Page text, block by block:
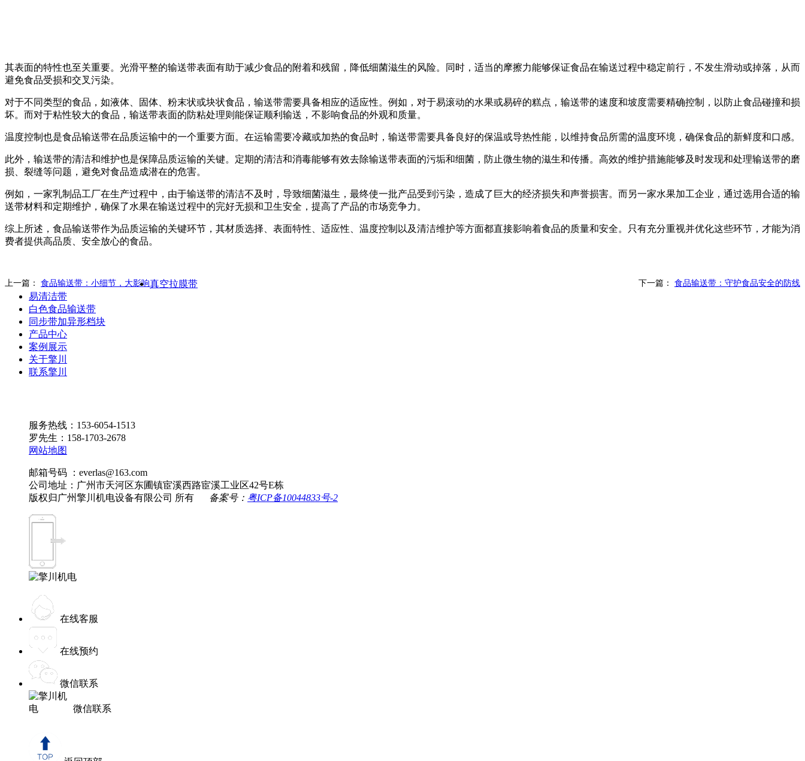
其表面的特性也至关重要。光滑平整的输送带表面有助于减少食品的附着和残留，降低细菌滋生的风险。同时，适当的摩擦力能够保证食品在输送过程中稳定前行，不发生滑动或掉落，从而
避免食品受损和交叉污染。
对于不同类型的食品，如液体、固体、粉末状或块状食品，输送带需要具备相应的适应性。例如，对于易滚动的水果或易碎的糕点，输送带的速度和坡度需要精确控制，以防止食品碰撞和损
坏。而对于粘性较大的食品，输送带表面的防粘处理则能保证顺利输送，不影响食品的外观和质量。
温度控制也是食品输送带在品质运输中的一个重要方面。在运输需要冷藏或加热的食品时，输送带需要具备良好的保温或导热性能，以维持食品所需的温度环境，确保食品的新鲜度和口感。
此外，输送带的清洁和维护也是保障品质运输的关键。定期的清洁和消毒能够有效去除输送带表面的污垢和细菌，防止微生物的滋生和传播。高效的维护措施能够及时发现和处理输送带的磨
损、裂缝等问题，避免对食品造成潜在的危害。
例如，一家乳制品工厂在生产过程中，由于输送带的清洁不及时，导致细菌滋生，最终使一批产品受到污染，造成了巨大的经济损失和声誉损害。而另一家水果加工企业，通过选用合适的输
送带材料和定期维护，确保了水果在输送过程中的完好无损和卫生安全，提高了产品的市场竞争力。
综上所述，食品输送带作为品质运输的关键环节，其材质选择、表面特性、适应性、温度控制以及清洁维护等方面都直接影响着食品的质量和安全。只有充分重视并优化这些环节，才能为消
费者提供高品质、安全放心的食品。
上一篇： 食品输送带：小细节，大影响 下一篇： 食品输送带：守护食品安全的防线
真空拉膜带
易清洁带
白色食品输送带
同步带加异形档块
产品中心
案例展示
关于擎川
联系擎川
服务热线：153-6054-1513
罗先生：158-1703-2678
网站地图
邮箱号码 ：everlas@163.com
公司地址：广州市天河区东圃镇宦溪西路宦溪工业区42号E栋
版权归广州擎川机电设备有限公司 所有
备案号： 粤ICP备10044833号-2
在线客服
在线预约
微信联系
微信联系